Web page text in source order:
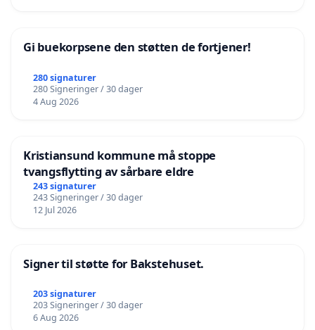
Gi buekorpsene den støtten de fortjener!
280 signaturer
280 Signeringer / 30 dager
4 Aug 2026
Kristiansund kommune må stoppe
tvangsflytting av sårbare eldre
243 signaturer
243 Signeringer / 30 dager
12 Jul 2026
Signer til støtte for Bakstehuset.
203 signaturer
203 Signeringer / 30 dager
6 Aug 2026